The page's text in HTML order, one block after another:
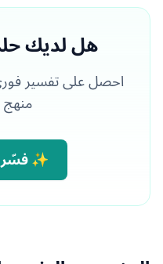
هل لديك
احصل على تفسير
منهج
✨ فسّر